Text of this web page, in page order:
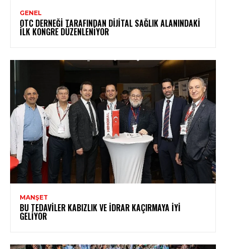
GENEL
OTC DERNEĞI TARAFINDAN DIJITAL SAĞLIK ALANINDAKI
İLK KONGRE DÜZENLENIYOR
MANŞET
BU TEDAVILER KABIZLIK VE İDRAR KAÇIRMAYA İYI
GELIYOR